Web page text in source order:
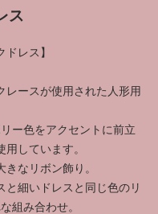
ス
ドレス】
レースが使用された人形用
ー色をアクセントに前立
しています。
なリボン飾り。
細いドレスと同じ色のリ
組み合わせ。